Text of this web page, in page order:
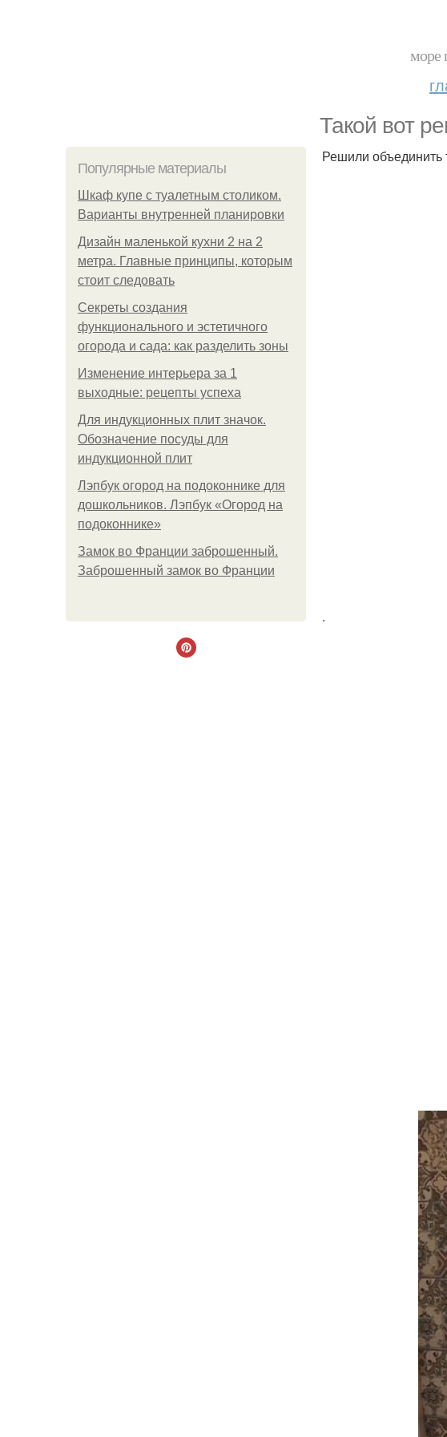
море
Такой вот
Популярные материалы
Шкаф купе с туалетным столиком.
Варианты внутренней планировки
Дизайн маленькой кухни 2 на 2
метра. Главные принципы, которым
стоит следовать
Секреты создания
функционального и эстетичного
огорода и сада: как разделить зоны
Изменение интерьера за 1
выходные: рецепты успеха
Для индукционных плит значок.
Обозначение посуды для
индукционной плит
Лэпбук огород на подоконнике для
дошкольников. Лэпбук «Огород на
подоконнике»
Замок во Франции заброшенный.
Заброшенный замок во Франции
Решили
.